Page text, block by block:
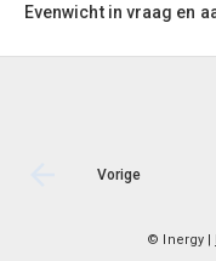
Evenwicht in vraag en
Vorige
© Inergy